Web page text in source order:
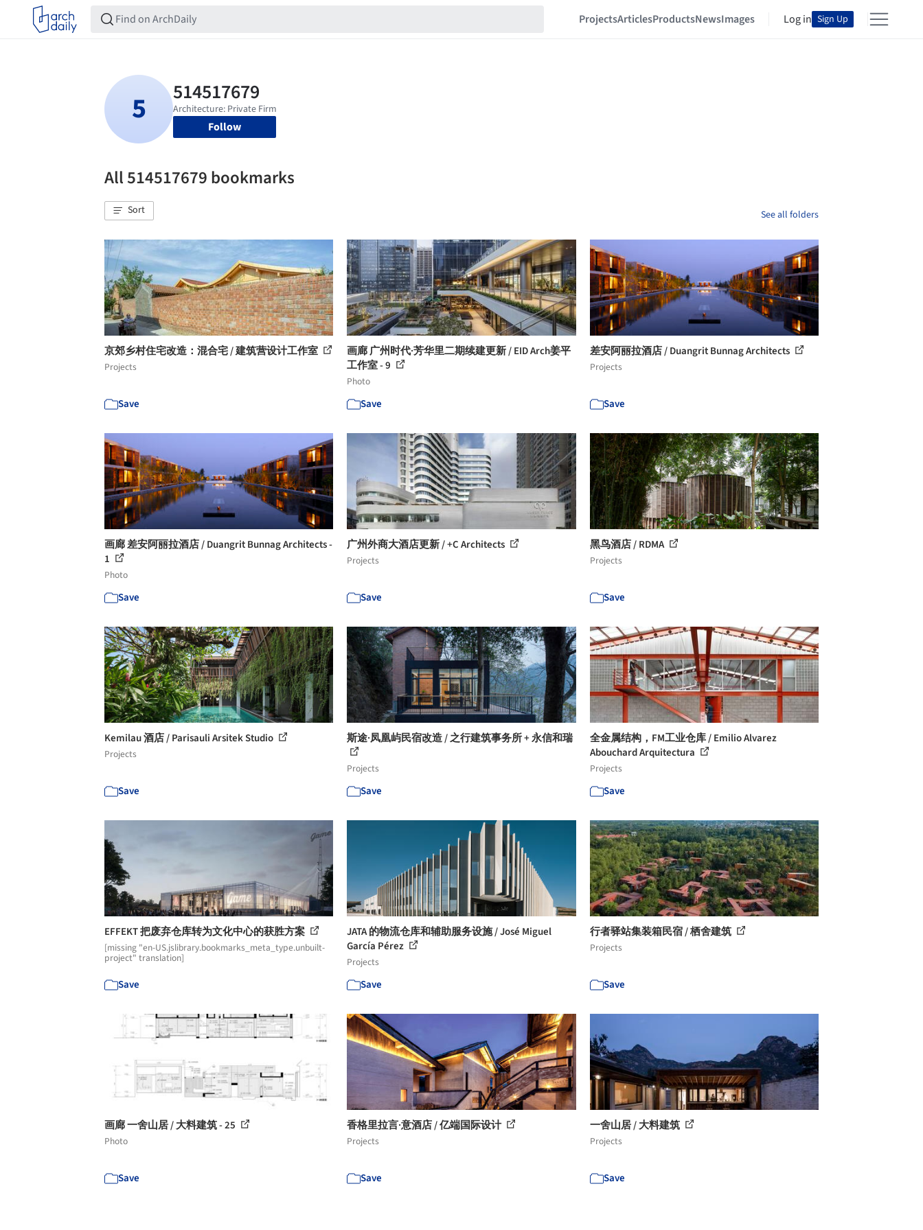
ProjectsArticlesProductsNewsImages Log in Sign Up
Follow
All 514517679 bookmarks
Sort See all folders
京郊乡村住宅改造：混合宅 / 建筑营设计工作室
Projects
Save
画廊 广州时代·芳华里二期续建更新 / EID Arch姜平
工作室 - 9
Photo
Save
差安阿丽拉酒店 / Duangrit Bunnag Architects
Projects
Save
画廊 差安阿丽拉酒店 / Duangrit Bunnag Architects -
1
Photo
Save
广州外商大酒店更新 / +C Architects
Projects
Save
黑鸟酒店 / RDMA
Projects
Save
Kemilau 酒店 / Parisauli Arsitek Studio
Projects
Save
斯途·凤凰屿民宿改造 / 之行建筑事务所 + 永信和瑞
Projects
Save
全金属结构，FM工业仓库 / Emilio Alvarez
Abouchard Arquitectura
Projects
Save
EFFEKT 把废弃仓库转为文化中心的获胜方案
[missing "en-US.jslibrary.bookmarks_meta_type.unbuilt-
project" translation]
Save
JATA 的物流仓库和辅助服务设施 / José Miguel
García Pérez
Projects
Save
行者驿站集装箱民宿 / 栖舍建筑
Projects
Save
画廊 一舍山居 / 大料建筑 - 25
Photo
Save
香格里拉言·意酒店 / 亿端国际设计
Projects
Save
一舍山居 / 大料建筑
Projects
Save